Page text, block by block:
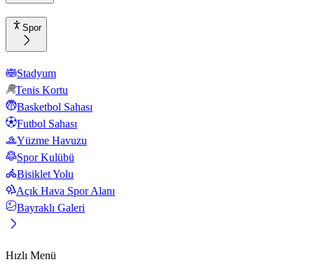
Spor
Stadyum
Tenis Kortu
Basketbol Sahası
Futbol Sahası
Yüzme Havuzu
Spor Kulübü
Bisiklet Yolu
Açık Hava Spor Alanı
Bayraklı Galeri
Hızlı Menü